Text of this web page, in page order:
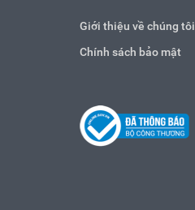
Giới thiệu về chúng tôi
Chính sách bảo mật